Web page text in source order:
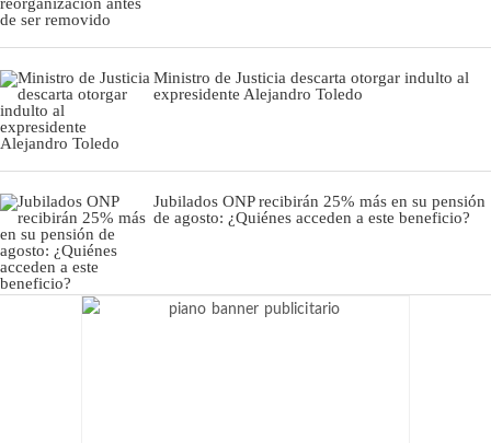
Ministro de Justicia descarta otorgar indulto al
expresidente Alejandro Toledo
Jubilados ONP recibirán 25% más en su pensión
de agosto: ¿Quiénes acceden a este beneficio?